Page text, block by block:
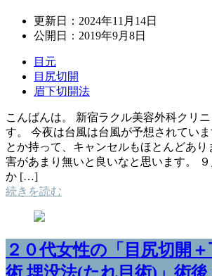
更新日： 2024年11月14日
公開日： 2019年9月8日
目元
目尻切開
眉下切開法
こんばんは。 新宿ラクル美容外科クリ
す。 今夜は台風は台風が予想されてい
とか持って、キャンセルもほとんどあり
害があまり無いと良いなと思います。
か […]
続きを読む
２０代女性の「目尻切開
術 埋没法(たれ目術)」術